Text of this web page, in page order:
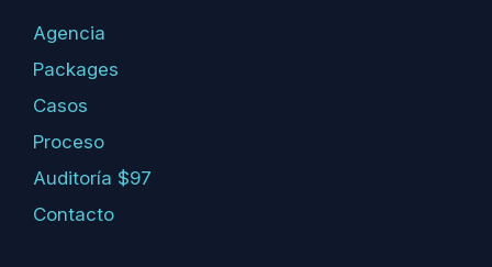
Agencia
Packages
Casos
Proceso
Auditoría $97
Contacto